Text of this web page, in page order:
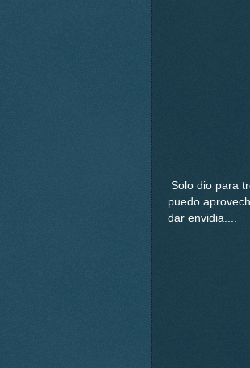
Solo dio para
puedo
dar envidia....